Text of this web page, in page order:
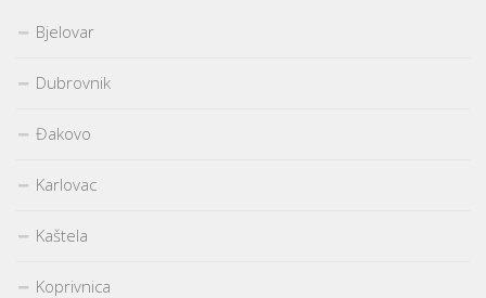
Bjelovar
Dubrovnik
Đakovo
Karlovac
Kaštela
Koprivnica